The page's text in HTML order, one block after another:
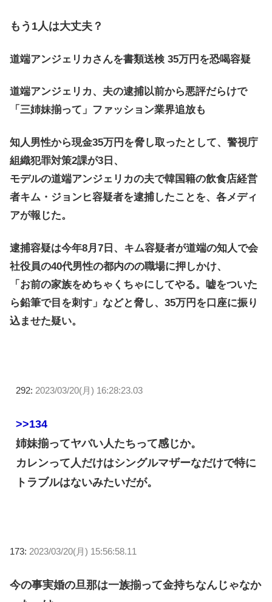
もう1人は大丈夫？
道端アンジェリカさんを書類送検 35万円を恐喝容疑
道端アンジェリカ、夫の逮捕以前から悪評だらけで
「三姉妹揃って」ファッション業界追放も
知人男性から現金35万円を脅し取ったとして、警視庁
組織犯罪対策2課が3日、
モデルの道端アンジェリカの夫で韓国籍の飲食店経営
者キム・ジョンヒ容疑者を逮捕したことを、各メディ
アが報じた。
逮捕容疑は今年8月7日、キム容疑者が道端の知人で会
社役員の40代男性の都内のの職場に押しかけ、
「お前の家族をめちゃくちゃにしてやる。嘘をついた
ら鉛筆で目を刺す」などと脅し、35万円を口座に振り
込ませた疑い。
292: 2023/03/20(月) 16:28:23.03
>>134
姉妹揃ってヤバい人たちって感じか。
カレンって人だけはシングルマザーなだけで特に
トラブルはないみたいだが。
173: 2023/03/20(月) 15:56:58.11
今の事実婚の旦那は一族揃って金持ちなんじゃなか